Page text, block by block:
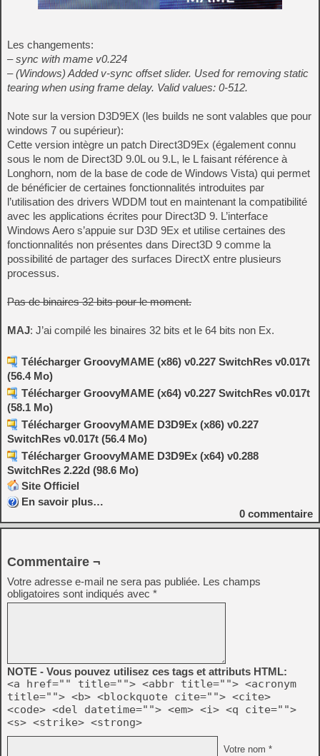
Les changements:
– sync with mame v0.224
– (Windows) Added v-sync offset slider. Used for removing static
tearing when using frame delay. Valid values: 0-512.
Note sur la version D3D9EX (les builds ne sont valables que pour
windows 7 ou supérieur):
Cette version intègre un patch Direct3D9Ex (également connu
sous le nom de Direct3D 9.0L ou 9.L, le L faisant référence à
Longhorn, nom de la base de code de Windows Vista) qui permet
de bénéficier de certaines fonctionnalités introduites par
l’utilisation des drivers WDDM tout en maintenant la compatibilité
avec les applications écrites pour Direct3D 9. L’interface
Windows Aero s’appuie sur D3D 9Ex et utilise certaines des
fonctionnalités non présentes dans Direct3D 9 comme la
possibilité de partager des surfaces DirectX entre plusieurs
processus.
Pas de binaires 32 bits pour le moment.
MAJ: J’ai compilé les binaires 32 bits et le 64 bits non Ex.
Télécharger GroovyMAME (x86) v0.227 SwitchRes v0.017t
(56.4 Mo)
Télécharger GroovyMAME (x64) v0.227 SwitchRes v0.017t
(58.1 Mo)
Télécharger GroovyMAME D3D9Ex (x86) v0.227
SwitchRes v0.017t (56.4 Mo)
Télécharger GroovyMAME D3D9Ex (x64) v0.288
SwitchRes 2.22d (98.6 Mo)
Site Officiel
En savoir plus…
0 commentaire
Commentaire ¬
Votre adresse e-mail ne sera pas publiée. Les champs
obligatoires sont indiqués avec *
NOTE - Vous pouvez utilisez ces tags et attributs HTML:
<a href="" title=""> <abbr title=""> <acronym
title=""> <b> <blockquote cite=""> <cite>
<code> <del datetime=""> <em> <i> <q cite="">
<s> <strike> <strong>
Votre nom *